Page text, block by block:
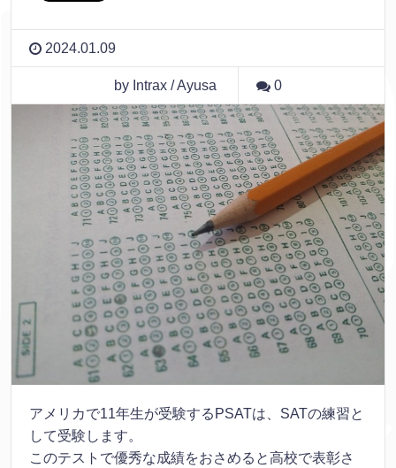
2024.01.09
by Intrax / Ayusa 0
アメリカで11年生が受験するPSATは、SATの練習と
して受験します。
このテストで優秀な成績をおさめると高校で表彰さ